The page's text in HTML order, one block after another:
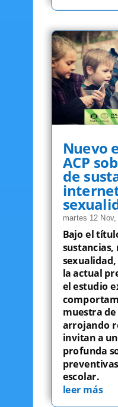
Nuevo
ACP
de
martes 12 Nov,
Bajo el
sexualidad,
la actual
el estudio
muestra
arrojando
invitan a
profunda
escolar.
leer más